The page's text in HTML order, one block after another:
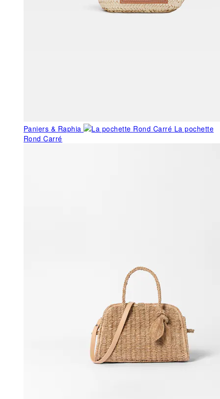
Paniers & Raphia
La pochette
Rond Carré